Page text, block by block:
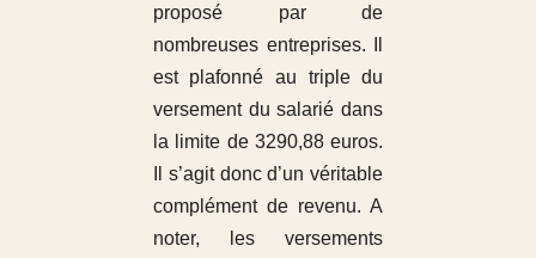
proposé par de
nombreuses entreprises. Il
est plafonné au triple du
versement du salarié dans
la limite de 3290,88 euros.
Il s’agit donc d’un véritable
complément de revenu. A
noter, les versements